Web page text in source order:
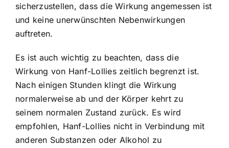
sicherzustellen, dass die Wirkung angemessen ist
und keine unerwünschten Nebenwirkungen
auftreten.
Es ist auch wichtig zu beachten, dass die
Wirkung von Hanf-Lollies zeitlich begrenzt ist.
Nach einigen Stunden klingt die Wirkung
normalerweise ab und der Körper kehrt zu
seinem normalen Zustand zurück. Es wird
empfohlen, Hanf-Lollies nicht in Verbindung mit
anderen Substanzen oder Alkohol zu